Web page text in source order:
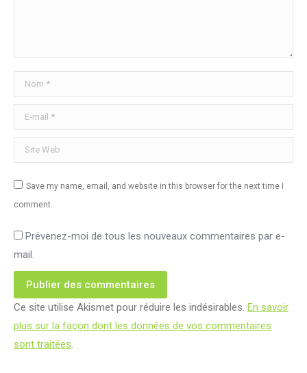
Nom *
E-mail *
Site Web
Save my name, email, and website in this browser for the next time I
comment.
Prévenez-moi de tous les nouveaux commentaires par e-
mail.
Publier des commentaires
Ce site utilise Akismet pour réduire les indésirables. En savoir
plus sur la façon dont les données de vos commentaires
sont traitées.